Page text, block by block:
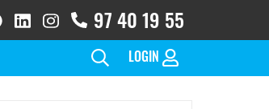
facebook
brands
linkedin
brands
instagram
brands
solid(1)
97 40 19 55
LOGIN